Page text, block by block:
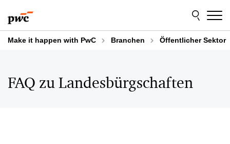
to
content
to
footer
Make it happen with PwC Branchen Öffentlicher Sektor
FAQ zu Landesbürgschaften